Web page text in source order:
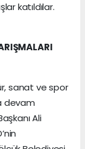
katıldılar.
sanat ve spor
devam
Ali